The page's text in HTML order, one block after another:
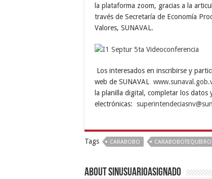
la plataforma zoom, gracias a la
través de Secretaría de Economía
Valores, SUNAVAL.
Los interesados en inscribirse y
web de SUNAVAL
la planilla digital, completar los datos
electrónicas:
Tags CARABOBO CARABOBOTEQUIERO
About sinusuarioasignado